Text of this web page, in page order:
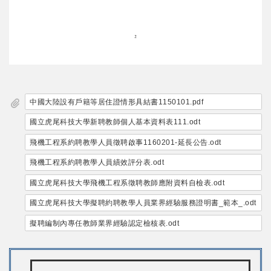
中國大陸設有戶籍等居住證情形具結書1150101.pdf
國立虎尾科技大學新聘教師個人基本資料表111.odt
飛機工程系約聘教學人員徵聘啟事1160201-延長公告.odt
飛機工程系約聘教學人員績效評分表.odt
國立虎尾科技大學飛機工程系徵聘教師應附資料自檢表.odt
國立虎尾科技大學擬聘約聘教學人員業界經驗服務證明書_範本_.odt
擬聘編制內專任教師業界經驗認定檢核表.odt